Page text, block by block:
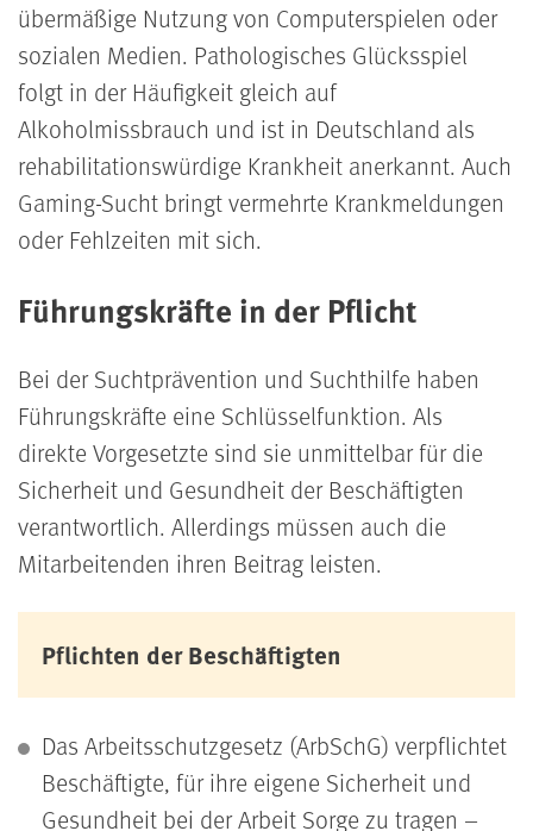
übermäßige Nutzung von Computerspielen oder
sozialen Medien. Pathologisches Glücksspiel
folgt in der Häufigkeit gleich auf
Alkoholmissbrauch und ist in Deutschland als
rehabilitationswürdige Krankheit anerkannt. Auch
Gaming-Sucht bringt vermehrte Krankmeldungen
oder Fehlzeiten mit sich.
Führungskräfte in der Pflicht
Bei der Suchtprävention und Suchthilfe haben
Führungskräfte eine Schlüsselfunktion. Als
direkte Vorgesetzte sind sie unmittelbar für die
Sicherheit und Gesundheit der Beschäftigten
verantwortlich. Allerdings müssen auch die
Mitarbeitenden ihren Beitrag leisten.
Pflichten der Beschäftigten
Das Arbeitsschutzgesetz (ArbSchG) verpflichtet
Beschäftigte, für ihre eigene Sicherheit und
Gesundheit bei der Arbeit Sorge zu tragen –